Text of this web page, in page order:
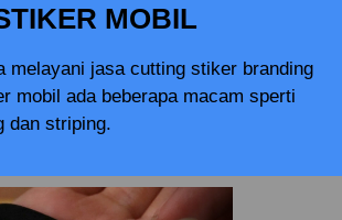
MOBIL
melayani jasa cutting stiker branding
mobil ada beberapa macam sperti
dan striping.